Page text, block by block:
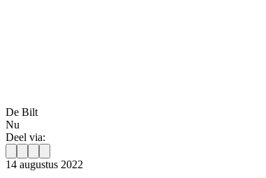
De Bilt
Nu
Deel via:
14 augustus 2022